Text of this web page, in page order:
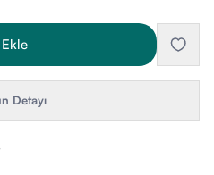
Detayı